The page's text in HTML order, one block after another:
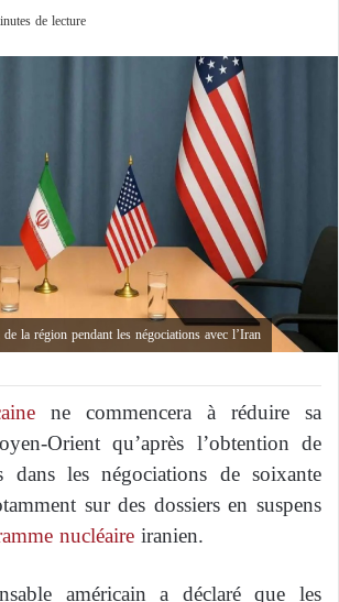
de lecture
la région pendant les négociations avec l’Iran
ne commencera à réduire sa
Orient qu’après l’obtention de
dans les négociations de soixante
sur des dossiers en suspens
nucléaireiranien.
américain a déclaré que les